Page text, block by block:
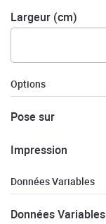
Largeur (cm)
Options
Pose sur
Impression
Données Variables
Données Variables